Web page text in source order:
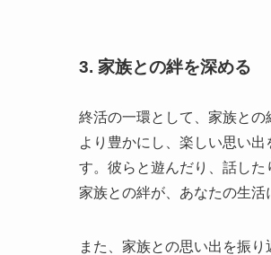
3. 家族との絆を深める
終活の一環として、家族と
より豊かにし、楽しい思い
す。彼らと遊んだり、話した
家族との絆が、あなたの生活
また、家族との思い出を振